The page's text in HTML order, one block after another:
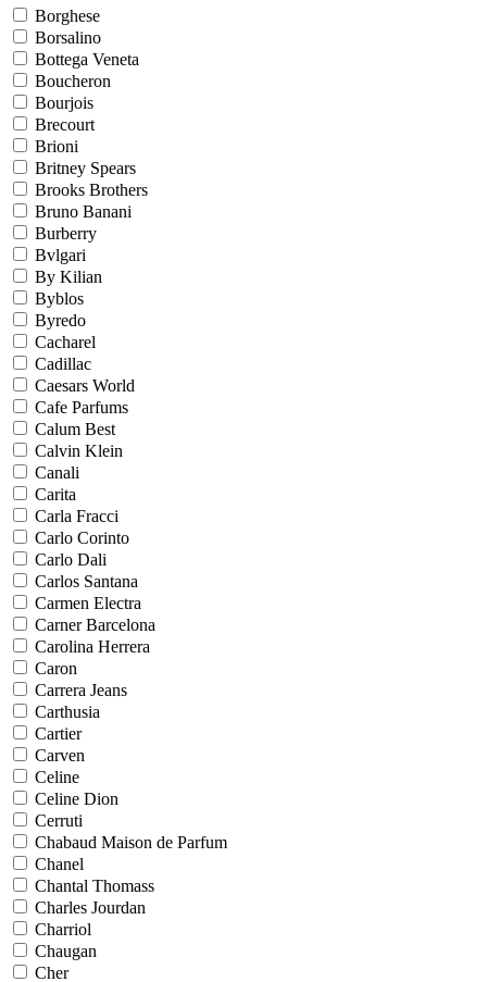
Borghese
Borsalino
Bottega Veneta
Boucheron
Bourjois
Brecourt
Brioni
Britney Spears
Brooks Brothers
Bruno Banani
Burberry
Bvlgari
By Kilian
Byblos
Byredo
Cacharel
Cadillac
Caesars World
Cafe Parfums
Calum Best
Calvin Klein
Canali
Carita
Carla Fracci
Carlo Corinto
Carlo Dali
Carlos Santana
Carmen Electra
Carner Barcelona
Carolina Herrera
Caron
Carrera Jeans
Carthusia
Cartier
Carven
Celine
Celine Dion
Cerruti
Chabaud Maison de Parfum
Chanel
Chantal Thomass
Charles Jourdan
Charriol
Chaugan
Cher